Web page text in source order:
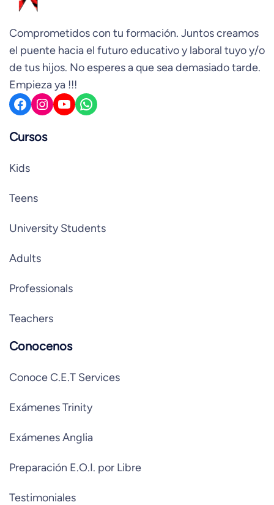
Comprometidos con tu formación. Juntos creamos
el puente hacia el futuro educativo y laboral tuyo y/o
de tus hijos. No esperes a que sea demasiado tarde.
Empieza ya !!!
Facebook Instagram YouTube WhatsApp
Cursos
Kids
Teens
University Students
Adults
Professionals
Teachers
Conocenos
Conoce C.E.T Services
Exámenes Trinity
Exámenes Anglia
Preparación E.O.I. por Libre
Testimoniales